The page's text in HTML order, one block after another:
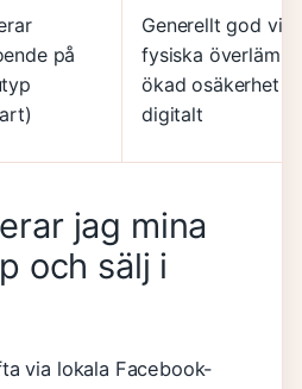
på
Generellt god vid
fysiska
ökad osäkerhet
digitalt
jag mina
och sälj i
via lokala Facebook-